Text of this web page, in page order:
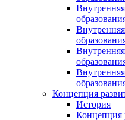
Концепция
История
Концепция